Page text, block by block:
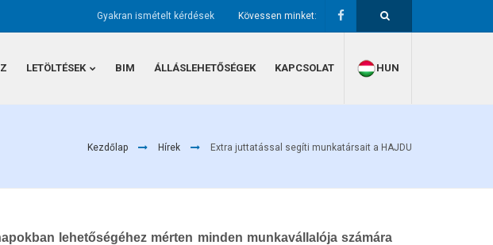
Kövessen minket:
Gyakran ismételt kérdések
LETÖLTÉSEK BIM ÁLLÁSLEHETŐSÉGEK KAPCSOLAT HUN
Kezdőlap Hírek Extra juttatással segíti munkatársait a HAJDU
lehetőségéhez mérten minden munkavállalója számára